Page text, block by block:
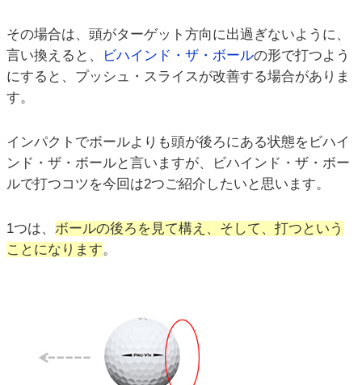
その場合は、頭がターゲット方向に出過ぎないように、
言い換えると、
ビハインド・ザ・ボールの形で打つよう
にすると、プッシュ・スライスが改善する場合がありま
す。
インパクトでボールよりも頭が後ろにある状態をビハイ
ンド・ザ・ボールと言いますが、ビハインド・ザ・ボー
ルで打つコツを今回は2つご紹介したいと思います。
1つは、 ボールの後ろを見て構え、そして、打つという
ことになります。